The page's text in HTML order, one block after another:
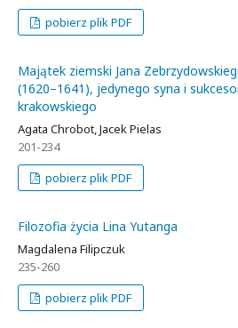
pobierz plik PDF
Majątek ziemski Jana
(1620–1641), jedynego syna i
krakowskiego
Agata Chrobot, Jacek Pielas
201-234
pobierz plik PDF
Filozofia życia Lina Yutanga
Magdalena Filipczuk
235-260
pobierz plik PDF